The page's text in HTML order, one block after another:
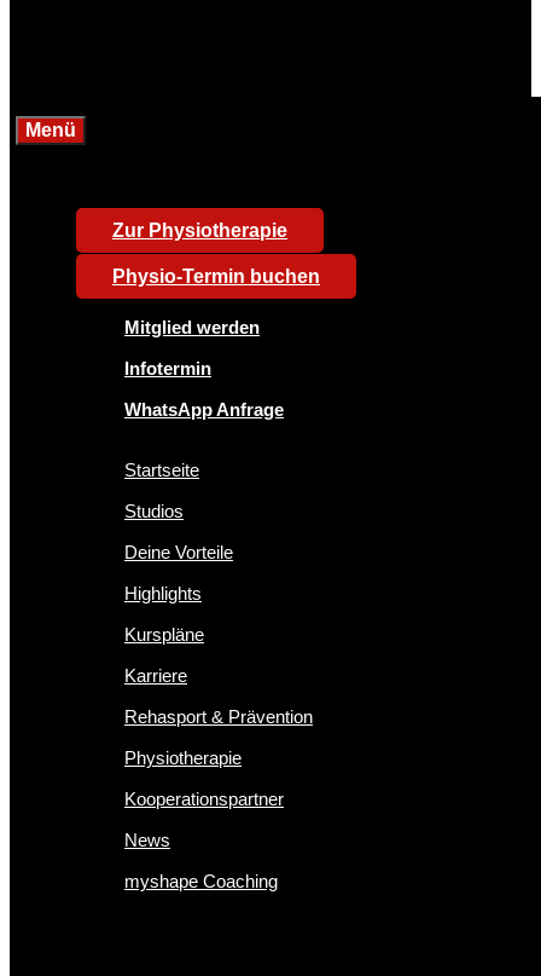
Menü
Zur Physiotherapie
Physio-Termin buchen
Mitglied werden
Infotermin
WhatsApp Anfrage
Startseite
Studios
Deine Vorteile
Highlights
Kurspläne
Karriere
Rehasport & Prävention
Physiotherapie
Kooperationspartner
News
myshape Coaching